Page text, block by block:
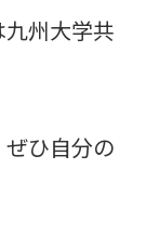
州大学共
ひ自分の